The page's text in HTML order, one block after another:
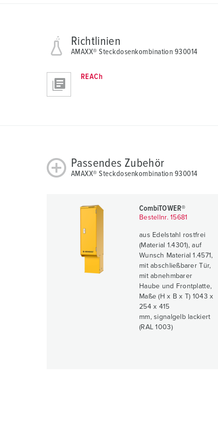
Richtlinien
AMAXX® Steckdosenkombination 930014
REACh
Passendes Zubehör
AMAXX® Steckdosenkombination 930014
CombiTOWER®
Bestellnr. 15681
aus Edelstahl rostfrei
(Material 1.4301), auf
Wunsch Material 1.4571,
mit abschließbarer Tür,
mit abnehmbarer
Haube und Frontplatte,
Maße (H x B x T) 1043 x
254 x 415
mm, signalgelb lackiert
(RAL 1003)